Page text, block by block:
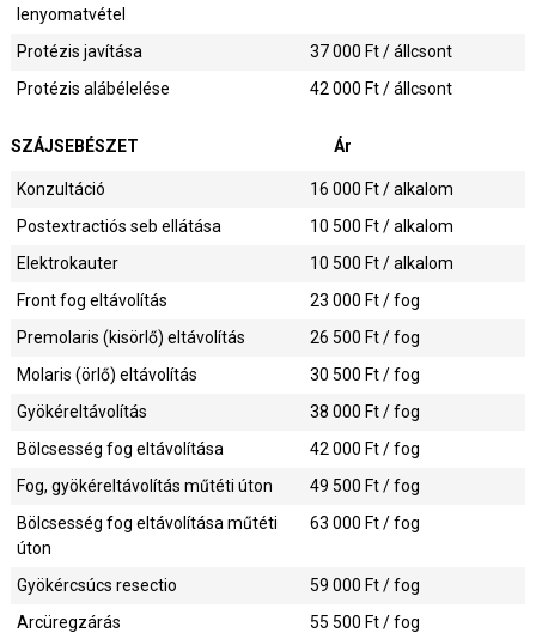
lenyomatvétel
37 000 Ft / állcsont
Protézis javítása
42 000 Ft / állcsont
Protézis alábélelése
SZÁJSEBÉSZET Ár
16 000Ft / alkalom
Konzultáció
10 500Ft / alkalom
Postextractiós seb ellátása
10 500Ft / alkalom
Elektrokauter
23 000Ft / fog
Front fog eltávolítás
26 500Ft / fog
Premolaris (kisörlő) eltávolítás
30 500Ft / fog
Molaris (örlő) eltávolítás
38 000Ft / fog
Gyökéreltávolítás
42 000Ft / fog
Bölcsesség fog eltávolítása
49 500Ft / fog
Fog, gyökéreltávolítás műtéti úton
63 000Ft / fog
Bölcsesség fog eltávolítása műtéti
úton
59 000Ft / fog
Gyökércsúcs resectio
55 500Ft / fog
Arcüregzárás